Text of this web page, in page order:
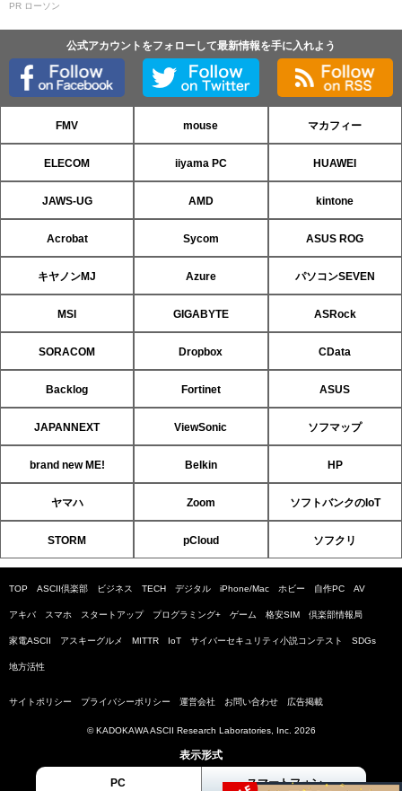
PR ローソン
公式アカウントをフォローして最新情報を手に入れよう
FMV mouse マカフィー
ELECOM iiyama PC HUAWEI
JAWS-UG AMD kintone
Acrobat Sycom ASUS ROG
キヤノンMJ Azure パソコンSEVEN
MSI GIGABYTE ASRock
SORACOM Dropbox CData
Backlog Fortinet ASUS
JAPANNEXT ViewSonic ソフマップ
brand new ME! Belkin HP
ヤマハ Zoom ソフトバンクのIoT
STORM pCloud ソフクリ
TOP ASCII倶楽部 ビジネス TECH デジタル iPhone/Mac ホビー 自作PC AV
アキバ スマホ スタートアップ プログラミング+ ゲーム 格安SIM 倶楽部情報局
家電ASCII アスキーグルメ MITTR IoT サイバーセキュリティ小説コンテスト SDGs
地方活性
サイトポリシー プライバシーポリシー 運営会社 お問い合わせ 広告掲載
© KADOKAWA ASCII Research Laboratories, Inc. 2026
表示形式
PC スマートフォン